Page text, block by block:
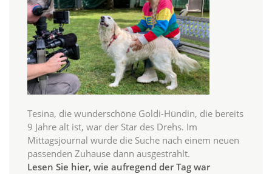
Tesina, die wunderschöne Goldi-Hündin, die bereits
9 Jahre alt ist, war der Star des Drehs. Im
Mittagsjournal wurde die Suche nach einem neuen
passenden Zuhause dann ausgestrahlt.
Lesen Sie hier, wie aufregend der Tag war